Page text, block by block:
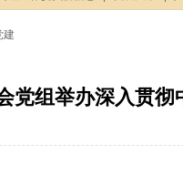
建
党组举办深入贯